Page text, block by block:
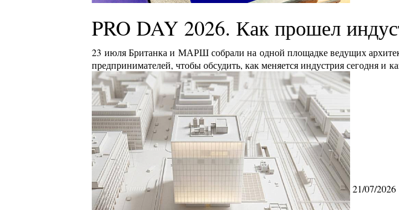
PRO DAY 2026. Как прошел
23 июля Британка и МАРШ собрали на одной площадке ведущих
предпринимателей, чтобы обсудить, как меняется индустрия сегодня и
21/07/2026